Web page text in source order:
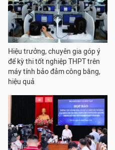
Hiệu trưởng, chuyên gia góp ý
để kỳ thi tốt nghiệp THPT trên
máy tính bảo đảm công bằng,
hiệu quả